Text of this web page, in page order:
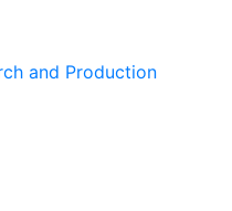
and Production